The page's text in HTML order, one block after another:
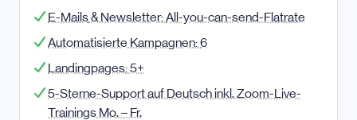
E-Mails& Newsletter:All-you-can-send-Flatrate
Automatisierte Kampagnen:6
Landingpages:5+
5-Sterne-Support auf Deutsch inkl. Zoom-Live-
Trainings Mo. – Fr.